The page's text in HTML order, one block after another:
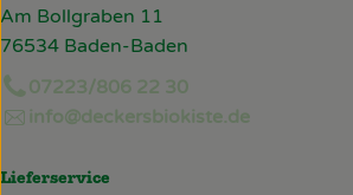
Am Bollgraben 11
76534 Baden-Baden
07223/806 22 30
info@deckersbiokiste.de
Lieferservice